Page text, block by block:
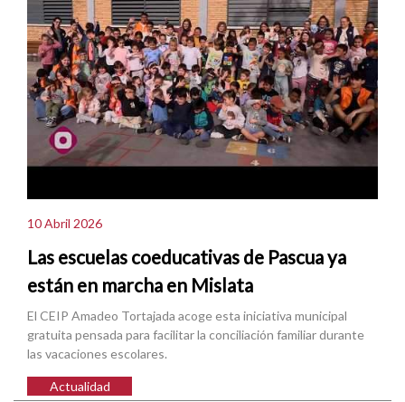
10 Abril 2026
Las escuelas coeducativas de Pascua ya
están en marcha en Mislata
El CEIP Amadeo Tortajada acoge esta iniciativa municipal
gratuita pensada para facilitar la conciliación familiar durante
las vacaciones escolares.
Actualidad